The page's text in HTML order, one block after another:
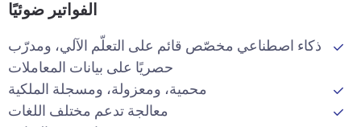
الفواتير ضوئيًا
ذكاء اصطناعي مخصّص قائم على التعلّم الآلي، ومدرّب
حصريًا على بيانات المعاملات
محمية، ومعزولة، ومسجلة الملكية
معالجة تدعم مختلف اللغات